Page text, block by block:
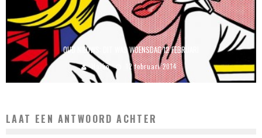
OUD NIEUWS: DIT WAS WOENSDAG 12 FEBRUARI
Haiko 12 februari 2014
LAAT EEN ANTWOORD ACHTER